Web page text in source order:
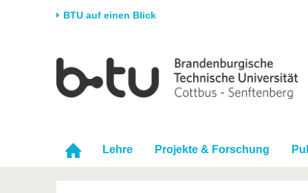
BTU auf einen Blick
Universität
Karriere & Engagement
Partnerschaften &
Strukturwandel
Forschung
Förderung
Wissenschaftlicher
Nachwuchs
Im
Lehre Projekte & Forschung